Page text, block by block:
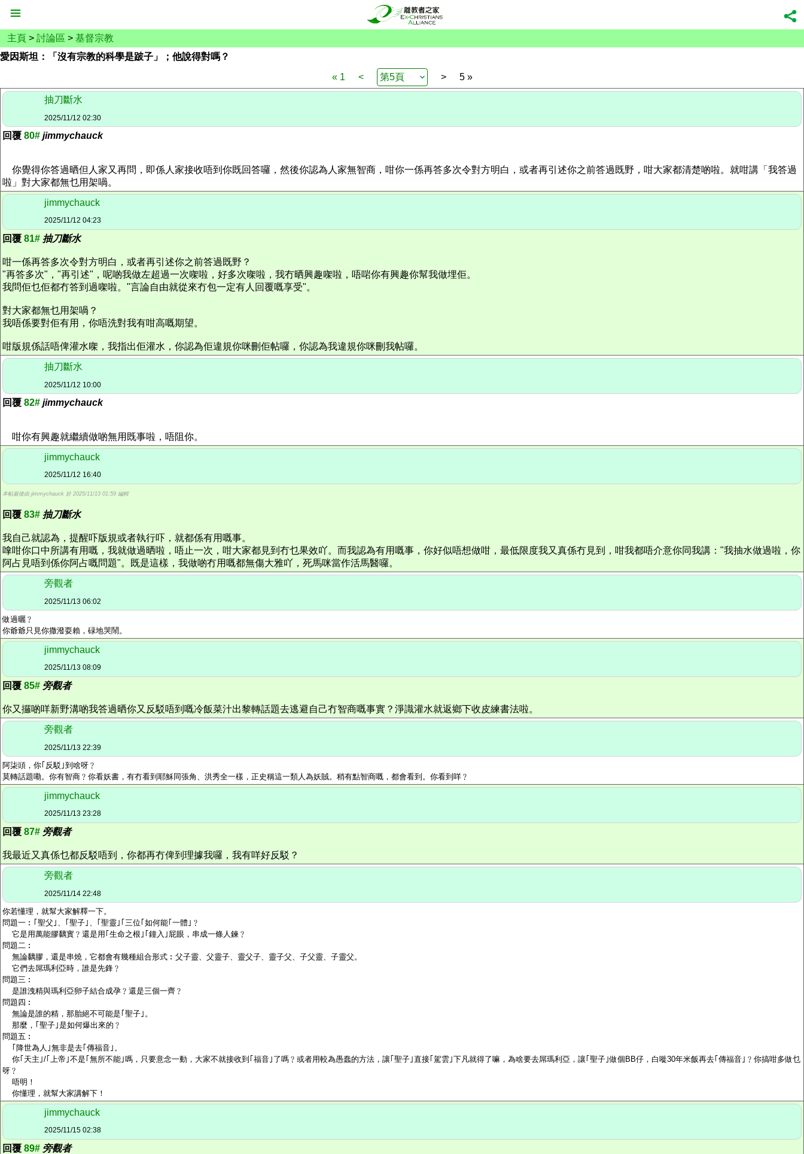
主頁 > 討論區 > 基督宗教
愛因斯坦：「沒有宗教的科學是跛子」；他說得對嗎？
« 1
< > 5 »
抽刀斷水
2025/11/12 02:30
回覆 80# jimmychauck
你覺得你答過晒但人家又再問，即係人家接收唔到你既回答囉，然後你認為人家無智商，咁你一係再答多次令對方明白，或者再引述你之前答過既野，咁大家都清楚啲啦。就咁講「我答過
啦」對大家都無乜用架喎。
jimmychauck
2025/11/12 04:23
回覆 81# 抽刀斷水
咁一係再答多次令對方明白，或者再引述你之前答過既野？
"再答多次"，"再引述"，呢啲我做左超過一次㗎啦，好多次㗎啦，我冇晒興趣㗎啦，唔啱你有興趣你幫我做埋佢。
我問佢乜佢都冇答到過㗎啦。"言論自由就從來冇包一定有人回覆嘅享受"。
對大家都無乜用架喎？
我唔係要對佢有用，你唔洗對我有咁高嘅期望。
咁版規係話唔俾灌水㗎，我指出佢灌水，你認為佢違規你咪刪佢帖囉，你認為我違規你咪刪我帖囉。
抽刀斷水
2025/11/12 10:00
回覆 82# jimmychauck
咁你有興趣就繼續做啲無用既事啦，唔阻你。
jimmychauck
2025/11/12 16:40
本帖最後由 jimmychauck 於 2025/11/13 01:59 編輯
回覆 83# 抽刀斷水
我自己就認為，提醒吓版規或者執行吓，就都係有用嘅事。
嗱咁你口中所講有用嘅，我就做過晒啦，唔止一次，咁大家都見到冇乜果效吖。而我認為有用嘅事，你好似唔想做咁，最低限度我又真係冇見到，咁我都唔介意你同我講："我抽水做過啦，你
阿占見唔到係你阿占嘅問題"。既是這樣，我做啲冇用嘅都無傷大雅吖，死馬咪當作活馬醫囉。
旁觀者
2025/11/13 06:02
做過曬﹖
你爺爺只見你撒潑耍賴，碌地哭鬧。
jimmychauck
2025/11/13 08:09
回覆 85# 旁觀者
你又攞啲咩新野溝啲我答過晒你又反駁唔到嘅冷飯菜汁出黎轉話題去逃避自己冇智商嘅事實？淨識灌水就返鄉下收皮練書法啦。
旁觀者
2025/11/13 22:39
阿柒頭，你｢反駁｣到啥呀﹖
莫轉話題嘞。你有智商﹖你看妖書，有冇看到耶穌同張角、洪秀全一樣，正史稱這一類人為妖賊。稍有點智商嘅，都會看到。你看到咩﹖
jimmychauck
2025/11/13 23:28
回覆 87# 旁觀者
我最近又真係乜都反駁唔到，你都再冇俾到理據我囉，我有咩好反駁？
旁觀者
2025/11/14 22:48
你若懂理，就幫大家解釋一下。
問題一︰｢聖父｣、｢聖子｣、｢聖靈｣｢三位｢如何能｢一體｣﹖
它是用萬能膠黐實﹖還是用｢生命之根｣｢鐘入｣屁眼，串成一條人鍊﹖
問題二︰
無論黐膠，還是串燒，它都會有幾種組合形式︰父子靈、父靈子、靈父子、靈子父、子父靈、子靈父。
它們去屌瑪利亞時，誰是先鋒﹖
問題三︰
是誰洩精與瑪利亞卵子結合成孕﹖還是三個一齊﹖
問題四︰
無論是誰的精，那胎絕不可能是｢聖子｣。
那麼，｢聖子｣是如何爆出來的﹖
問題五︰
｢降世為人｣無非是去｢傳福音｣。
你｢天主｣/｢上帝｣不是｢無所不能｣嗎，只要意念一動，大家不就接收到｢福音｣了嗎﹖或者用較為愚蠢的方法，讓｢聖子｣直接｢駕雲｣下凡就得了嘛，為啥要去屌瑪利亞，讓｢聖子｣做個BB仔，白嘥30年米飯再去｢傳福音｣﹖你搞咁多做乜
呀﹖
唔明！
你懂理，就幫大家講解下！
jimmychauck
2025/11/15 02:38
回覆 89# 旁觀者